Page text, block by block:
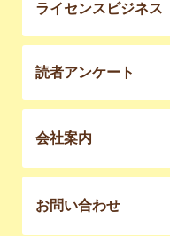
ライセンスビジネス
読者アンケート
会社案内
お問い合わせ